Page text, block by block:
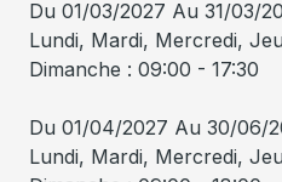
Du 01/03/2027 Au 31/03/
Lundi, Mardi, Mercredi,
Dimanche : 09:00 - 17:30
Du 01/04/2027 Au 30/06/
Lundi, Mardi, Mercredi,